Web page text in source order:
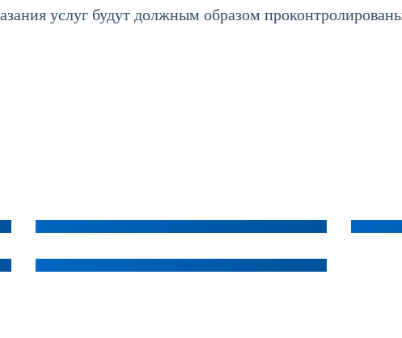
услуг будут должным образом
ответственность